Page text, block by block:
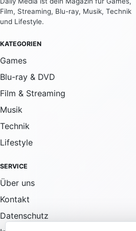
Film, Streaming, Blu-ray, Musik, Technik
und Lifestyle.
KATEGORIEN
Games
Blu-ray & DVD
Film & Streaming
Musik
Technik
Lifestyle
SERVICE
Über uns
Kontakt
Datenschutz